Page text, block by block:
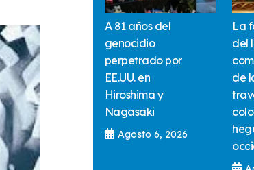
A 81 años del
genocidio
perpetrado por
EE.UU. en
Hiroshima y
Nagasaki
Agosto 6, 2026
La
del
de